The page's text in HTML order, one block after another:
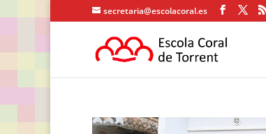
secretaria@escolacoral.es